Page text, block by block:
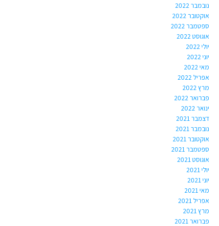
נובמבר 2022
אוקטובר 2022
ספטמבר 2022
אוגוסט 2022
יולי 2022
יוני 2022
מאי 2022
אפריל 2022
מרץ 2022
פברואר 2022
ינואר 2022
דצמבר 2021
נובמבר 2021
אוקטובר 2021
ספטמבר 2021
אוגוסט 2021
יולי 2021
יוני 2021
מאי 2021
אפריל 2021
מרץ 2021
פברואר 2021